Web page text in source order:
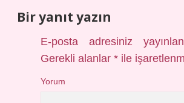
Bir yanıt yazın
E-posta adresiniz
Gerekli alanlar* ile
Yorum